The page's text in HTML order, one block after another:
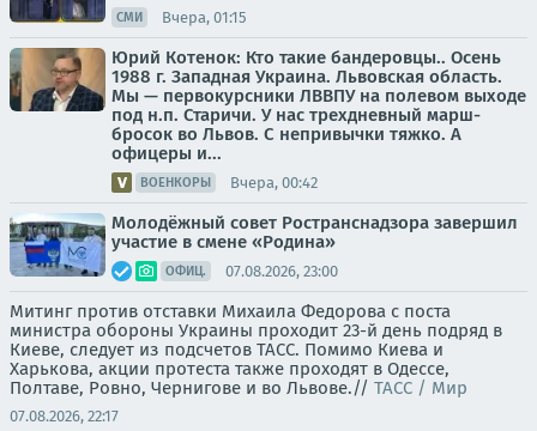
СМИ Вчера, 01:15
Юрий Котенок: Кто такие бандеровцы.. Осень
1988 г. Западная Украина. Львовская область.
Мы — первокурсники ЛВВПУ на полевом выходе
под н.п. Старичи. У нас трехдневный марш-
бросок во Львов. С непривычки тяжко. А
офицеры и...
ВОЕНКОРЫ Вчера, 00:42
Молодёжный совет Ространснадзора завершил
участие в смене «Родина»
ОФИЦ. 07.08.2026, 23:00
Митинг против отставки Михаила Федорова с поста
министра обороны Украины проходит 23-й день подряд в
Киеве, следует из подсчетов ТАСС. Помимо Киева и
Харькова, акции протеста также проходят в Одессе,
Полтаве, Ровно, Чернигове и во Львове.// ТАСС / Мир
07.08.2026, 22:17